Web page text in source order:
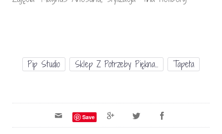
Pip Studio Sklep Z Potrzeby Piękna... Tapeta
Save